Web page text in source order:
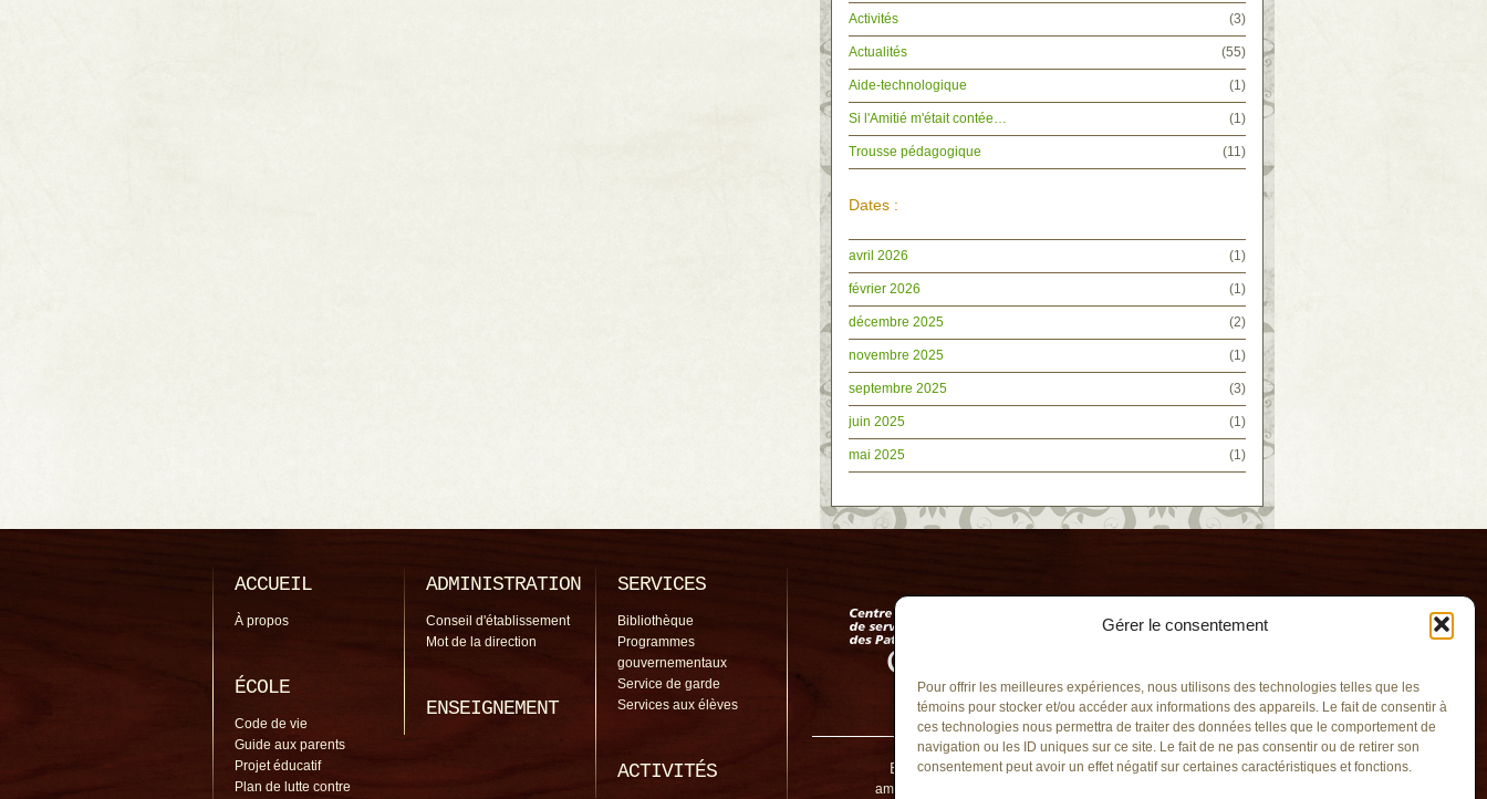
Gérer le consentement
Pour offrir les meilleures expériences, nous utilisons des technologies telles que les
témoins pour stocker et/ou accéder aux informations des appareils. Le fait de consentir à
ces technologies nous permettra de traiter des données telles que le comportement de
navigation ou les ID uniques sur ce site. Le fait de ne pas consentir ou de retirer son
consentement peut avoir un effet négatif sur certaines caractéristiques et fonctions.
Activités (3)
Actualités (55)
Aide-technologique (1)
Si l'Amitié m'était contée… (1)
Trousse pédagogique (11)
Dates :
avril 2026 (1)
février 2026 (1)
décembre 2025 (2)
novembre 2025 (1)
septembre 2025 (3)
juin 2025 (1)
mai 2025 (1)
ACCUEIL
À propos
ÉCOLE
Code de vie
Guide aux parents
Projet éducatif
Plan de lutte contre
ADMINISTRATION
Conseil d'établissement
Mot de la direction
ENSEIGNEMENT
SERVICES
Bibliothèque
Programmes
gouvernementaux
Service de garde
Services aux élèves
ACTIVITÉS École de l'Amitié
amitie@cssp.gouv.qc.ca